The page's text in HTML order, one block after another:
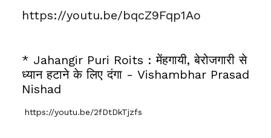
https://youtu.be/bqcZ9Fqp1Ao
* Jahangir Puri Roits : मेंहगायी, बेरोजगारी से
ध्यान हटाने के लिए दंगा - Vishambhar Prasad
Nishad
https://youtu.be/2fDtDkTjzfs